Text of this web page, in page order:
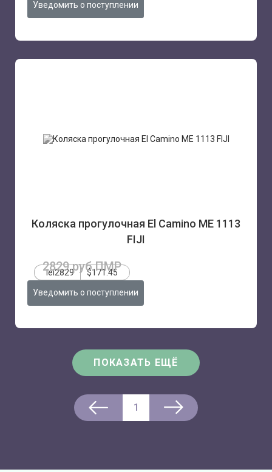
Уведомить о поступлении
Коляска прогулочная El Camino ME 1113
FIJI
2829 руб.ПМР
lei2829 $171.45
Уведомить о поступлении
1
ПОКАЗАТЬ ЕЩЁ